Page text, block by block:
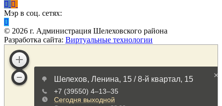
Мэр в соц. сетях:
© 2026 г. Администрация Шелеховского района
Разработка сайта: Виртуальные технологии